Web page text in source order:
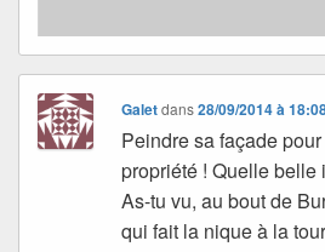
Galetdans28/09/2014 à
Peindre sa façade
propriété ! Quelle belle
As-tu vu, au bout de
qui fait la nique à la